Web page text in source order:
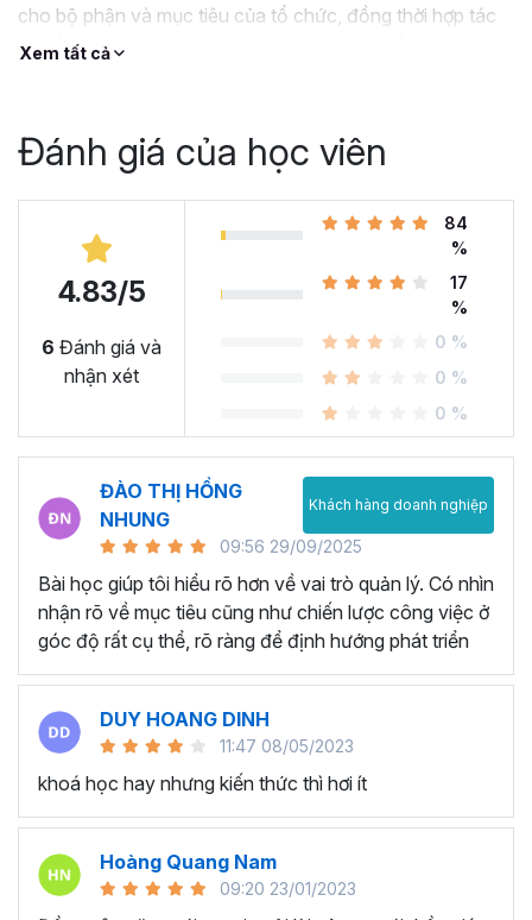
cho bộ phận và mục tiêu của tổ chức, đồng thời hợp tác
và hỗ trợ nhân viên làm việc thật sự năng suất và hiệu
lý cần có, như phương pháp quản lý, xác định mục tiêu,
chiến lược nhân sự, tài chính ... Sự hướng dẫn, đồng hành
của chuyên gia hàng đầu chắc chắn sẽ giúp bạn trở thành
Xem tất cả
Đánh giá của học viên
4.83/5
6 Đánh giá và
nhận xét
84
%
17
%
0 %
0 %
0 %
ĐÀO THỊ HỒNG
NHUNG
Khách hàng doanh nghiệp
09:56 29/09/2025
Bài học giúp tôi hiểu rõ hơn về vai trò quản lý. Có nhìn
nhận rõ về mục tiêu cũng như chiến lược công việc ở
góc độ rất cụ thể, rõ ràng để định hướng phát triển
DUY HOANG DINH
11:47 08/05/2023
khoá học hay nhưng kiến thức thì hơi ít
Hoàng Quang Nam
09:20 23/01/2023